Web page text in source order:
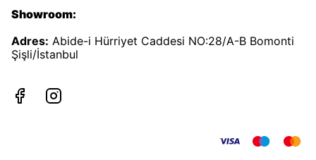
Showroom:
Adres: Abide-i Hürriyet Caddesi NO:28/A-B Bomonti
Şişli/İstanbul